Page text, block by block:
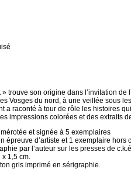
» trouve son origine dans l’invitation
Vosges du nord, à une veillée sous
a raconté à tour de rôle les histoires
impressions colorées et des extraits
et signée à 5 exemplaires
épreuve d’artiste et 1 exemplaire hors
par l’auteur sur les presses de
x 1,5 cm.
gris imprimé en sérigraphie.